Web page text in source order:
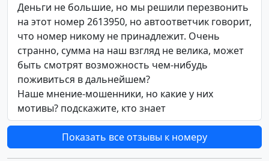
Деньги не большие, но мы решили перезвонить
на этот номер 2613950, но автоответчик говорит,
что номер никому не принадлежит. Очень
странно, сумма на наш взгляд не велика, может
быть смотрят возможность чем-нибудь
поживиться в дальнейшем?
Наше мнение-мошенники, но какие у них
мотивы? подскажите, кто знает
Показать все отзывы к номеру